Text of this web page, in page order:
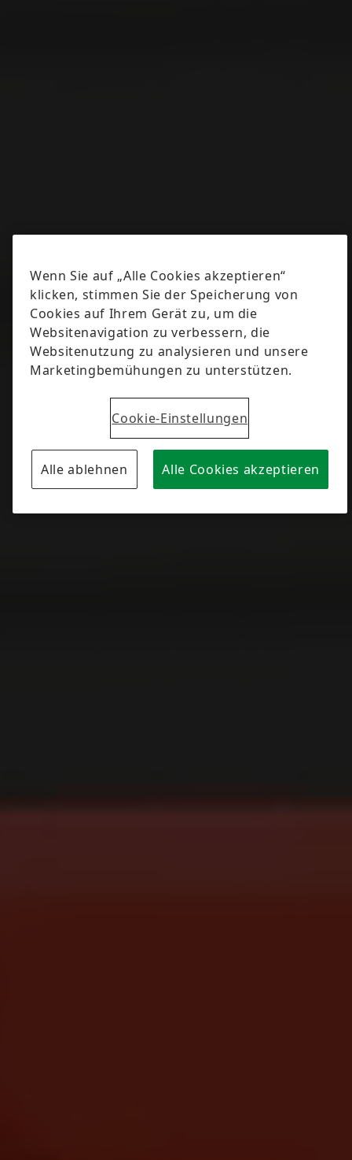
Wenn Sie auf „Alle Cookies akzeptieren“
klicken, stimmen Sie der Speicherung von
Cookies auf Ihrem Gerät zu, um die
Websitenavigation zu verbessern, die
Websitenutzung zu analysieren und unsere
Marketingbemühungen zu unterstützen.
Cookie-Einstellungen
Alle ablehnen Alle Cookies akzeptieren